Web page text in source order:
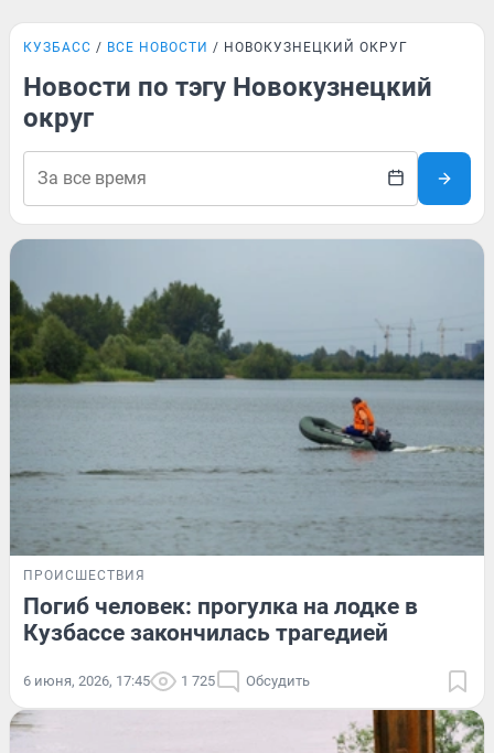
КУЗБАСС ВСЕ НОВОСТИ НОВОКУЗНЕЦКИЙ ОКРУГ
Новости по тэгу Новокузнецкий
округ
ПРОИСШЕСТВИЯ
Погиб человек: прогулка на лодке в
Кузбассе закончилась трагедией
6 июня, 2026, 17:45 1 725 Обсудить